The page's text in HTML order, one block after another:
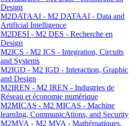
Design
M2DATAAI - M2 DATAAI - Data and
Artificial Intelligence
M2DESI - M2 DES - Recherche en
Design
M2ICS - M2 ICS - Integration, Circuits
and Systems
M2IGD - M2 IGD - Interaction, Graphic
and Design
M2IREN - M2 IREN - Industries de
Réseau et économie numérique
M2MICAS - M2 MICAS - Machine
learnIng, CommunicAtions, and Security
M2MVA - M2 MVA - Mathématiques,